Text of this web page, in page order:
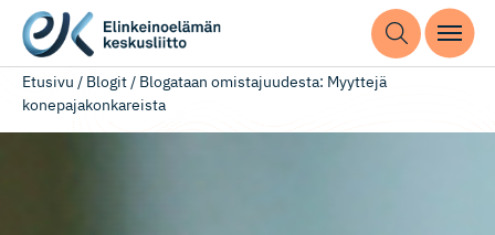
Etusivu / Blogit/ Blogataan omistajuudesta: Myyttejä
konepajakonkareista